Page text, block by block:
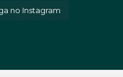
no Instagram